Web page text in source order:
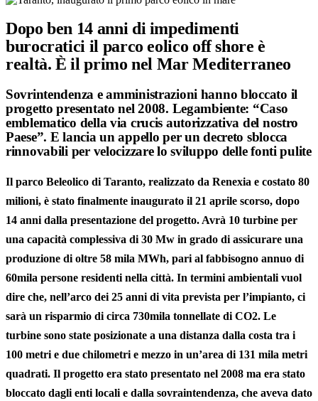
Dopo ben 14 anni di impedimenti
burocratici il parco eolico off shore è
realtà. È il primo nel Mar Mediterraneo
Sovrintendenza e amministrazioni hanno bloccato il
progetto presentato nel 2008. Legambiente: “Caso
emblematico della via crucis autorizzativa del nostro
Paese”. E lancia un appello per un decreto sblocca
rinnovabili per velocizzare lo sviluppo delle fonti pulite
Il parco Beleolico di Taranto, realizzato da Renexia e costato 80
milioni, è stato finalmente inaugurato il 21 aprile scorso, dopo
14 anni dalla presentazione del progetto. Avrà 10 turbine per
una capacità complessiva di 30 Mw in grado di assicurare una
produzione di oltre 58 mila MWh, pari al fabbisogno annuo di
60mila persone residenti nella città. In termini ambientali vuol
dire che, nell’arco dei 25 anni di vita prevista per l’impianto, ci
sarà un risparmio di circa 730mila tonnellate di CO2. Le
turbine sono state posizionate a una distanza dalla costa tra i
100 metri e due chilometri e mezzo in un’area di 131 mila metri
quadrati. Il progetto era stato presentato nel 2008 ma era stato
bloccato dagli enti locali e dalla sovraintendenza, che aveva dato